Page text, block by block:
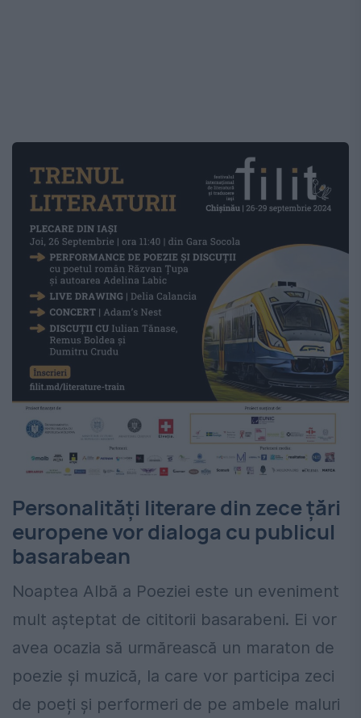
Personalități literare din zece țări
europene vor dialoga cu publicul
basarabean
Noaptea Albă a Poeziei este un eveniment
mult așteptat de cititorii basarabeni. Ei vor
avea ocazia să urmărească un maraton de
poezie și muzică, la care vor participa zeci
de poeți și performeri de pe ambele maluri